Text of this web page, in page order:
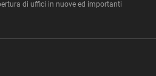
di uffici in nuove ed importanti